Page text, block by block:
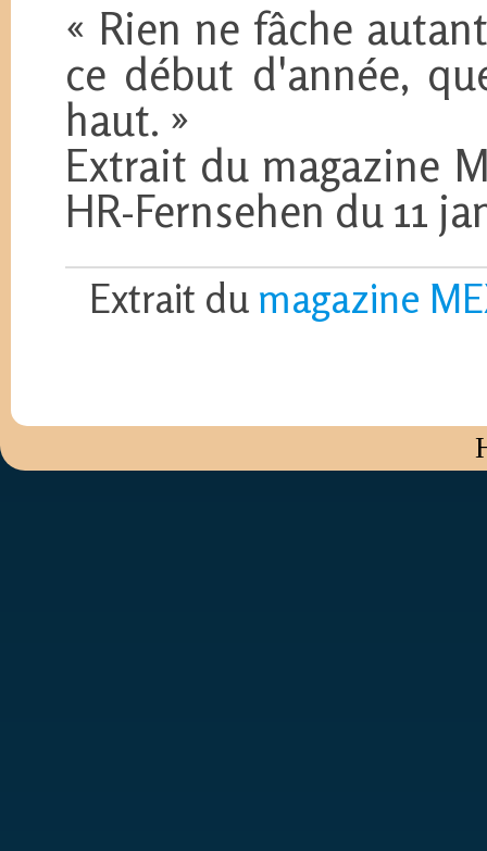
« Rien ne fâche
ce début d'année,
haut. »
Extrait du magazine
HR-Fernsehen du 11
Extrait du magazine